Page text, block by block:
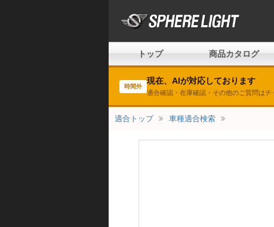
トップ 商品カタログ
時間外
現在、AIが対応しております
適合確認・在庫確認・その他のご質問は
適合トップ 車種適合検索